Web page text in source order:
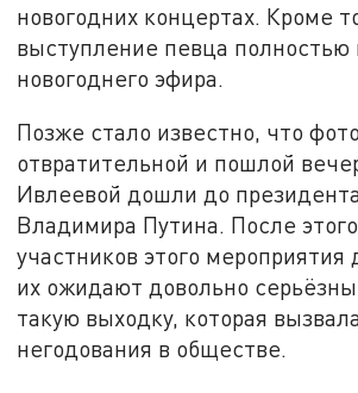
новогодних концертах. Кроме
выступление певца полностью
новогоднего эфира.
Позже стало известно, что
отвратительной и пошлой
Ивлеевой дошли до
Владимира Путина. После
участников этого мероприятия
их ожидают довольно
такую выходку, которая
негодования в обществе.